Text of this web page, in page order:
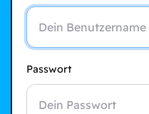
Passwort